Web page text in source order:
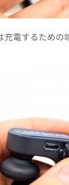
電するための